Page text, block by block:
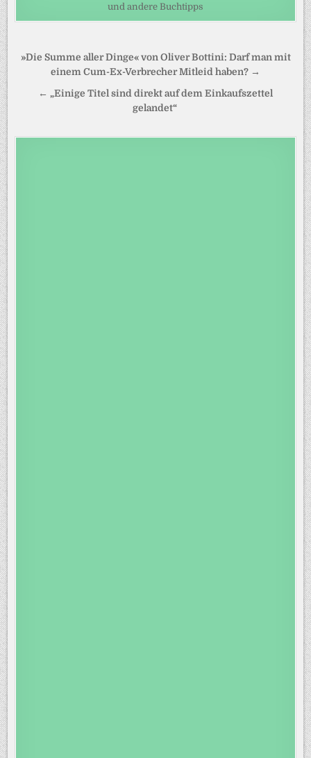
und andere Buchtipps
Beitragsnavigation
»Die Summe aller Dinge« von Oliver Bottini: Darf man mit
einem Cum-Ex-Verbrecher Mitleid haben? →
← „Einige Titel sind direkt auf dem Einkaufszettel
gelandet“